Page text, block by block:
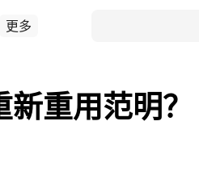
更多
重用范明？